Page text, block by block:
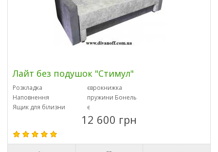
Лайт без подушок "Стимул"
Розкладка
єврокнижка
Наповнення
пружини Бонель
Ящик для білизни
є
12 600 грн